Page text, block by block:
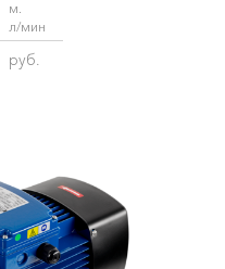
м.
л/мин
руб.